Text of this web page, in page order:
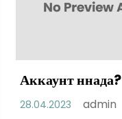
Аккаунт ннада?
28.04.2023 admin